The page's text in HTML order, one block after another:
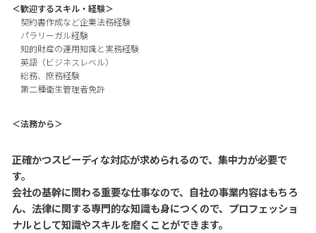
＜歓迎するスキル・経験＞
契約書作成など企業法務経験
パラリーガル経験
知的財産の運用知識と実務経験
英語（ビジネスレベル）
総務、庶務経験
第二種衛生管理者免許
＜法務から＞
正確かつスピーディな対応が求められるので、集中力が必要で
す。
会社の基幹に関わる重要な仕事なので、自社の事業内容はもちろ
ん、法律に関する専門的な知識も身につくので、プロフェッショ
ナルとして知識やスキルを磨くことができます。